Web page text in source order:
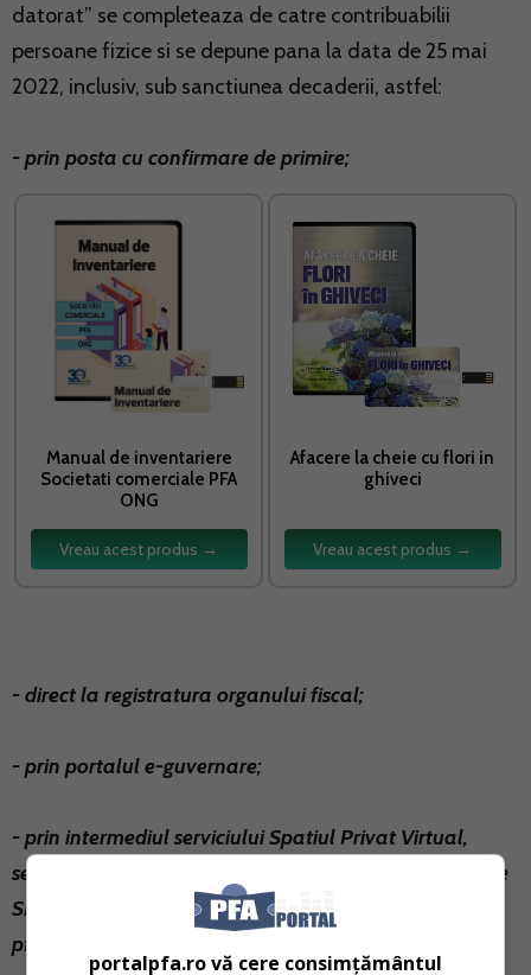
datorat” se completeaza de catre contribuabilii
persoane fizice si se depune pana la data de 25 mai
2022, inclusiv, sub sanctiunea decaderii, astfel:
- prin posta cu confirmare de primire;
Manual de inventariere
Societati comerciale PFA
ONG
Vreau acest produs →
Afacere la cheie cu flori in
ghiveci
Vreau acest produs →
- direct la registratura organului fiscal;
- prin portalul e-guvernare;
- prin intermediul serviciului Spatiul Privat Virtual,
sectiunea Depunere Declaratie unica si alte formulare
SPV-PF accesand link-ul:https://formularespv-
pf.anaf.ro/
portalpfa.ro vă cere consimțământul